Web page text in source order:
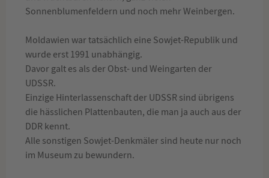
Sonnenblumenfeldern und noch mehr Weinbergen.
Moldawien war tatsächlich eine Sowjet-Republik und
wurde erst 1991 unabhängig.
Davor galt es als der Obst- und Weingarten der
UDSSR.
Einzige Hinterlassenschaft der UDSSR sind übrigens
die hässlichen Plattenbauten, die man ja auch aus der
DDR kennt.
Alle sonstigen Sowjet-Denkmäler sind heute nur noch
im Museum zu bewundern.